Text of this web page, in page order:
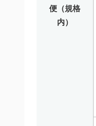
便（規格
内）